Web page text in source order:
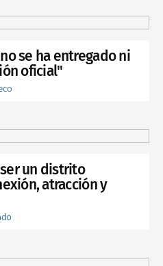
se ha entregado ni
oficial"
un distrito
atracción y